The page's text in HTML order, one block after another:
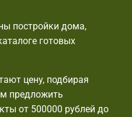
постройки дома,
готовых
цену, подбирая
предложить
от 500000 рублей до